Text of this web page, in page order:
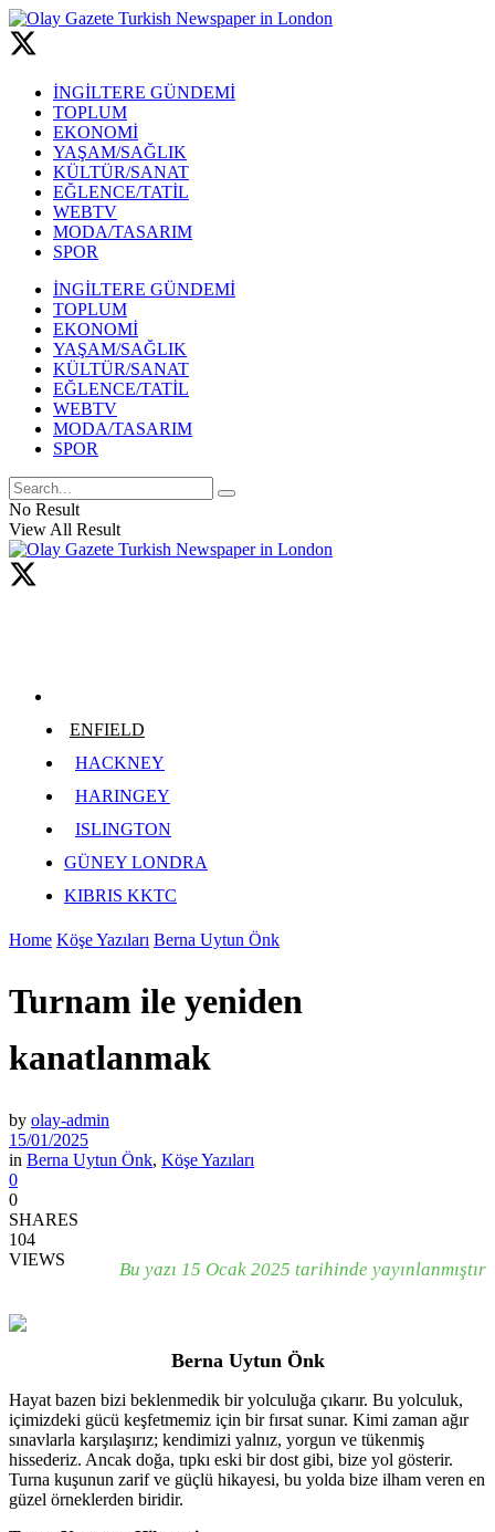
İNGİLTERE GÜNDEMİ
TOPLUM
EKONOMİ
YAŞAM/SAĞLIK
KÜLTÜR/SANAT
EĞLENCE/TATİL
WEBTV
MODA/TASARIM
SPOR
İNGİLTERE GÜNDEMİ
TOPLUM
EKONOMİ
YAŞAM/SAĞLIK
KÜLTÜR/SANAT
EĞLENCE/TATİL
WEBTV
MODA/TASARIM
SPOR
No Result
View All Result
ENFIELD
HACKNEY
HARINGEY
ISLINGTON
GÜNEY LONDRA
KIBRIS KKTC
Home Köşe Yazıları Berna Uytun Önk
Turnam ile yeniden
kanatlanmak
by olay-admin
15/01/2025
in Berna Uytun Önk, Köşe Yazıları
0
0
SHARES
104
VIEWS
Bu yazı 15 Ocak 2025 tarihinde yayınlanmıştır
Berna Uytun Önk
Hayat bazen bizi beklenmedik bir yolculuğa çıkarır. Bu yolculuk,
içimizdeki gücü keşfetmemiz için bir fırsat sunar. Kimi zaman ağır
sınavlarla karşılaşırız; kendimizi yalnız, yorgun ve tükenmiş
hissederiz. Ancak doğa, tıpkı eski bir dost gibi, bize yol gösterir.
Turna kuşunun zarif ve güçlü hikayesi, bu yolda bize ilham veren en
güzel örneklerden biridir.